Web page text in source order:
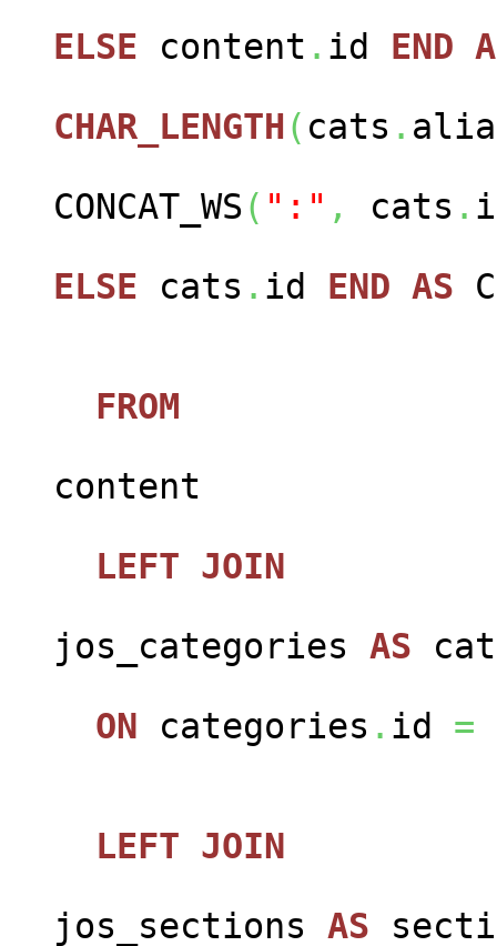
ELSE content . id END
CHAR_LENGTH( cats .
CONCAT_WS( ":" , cats .
ELSE cats . id END AS
FROM
content
LEFT JOIN
jos_categories AS
ON categories . id =
LEFT JOIN
jos_sections AS